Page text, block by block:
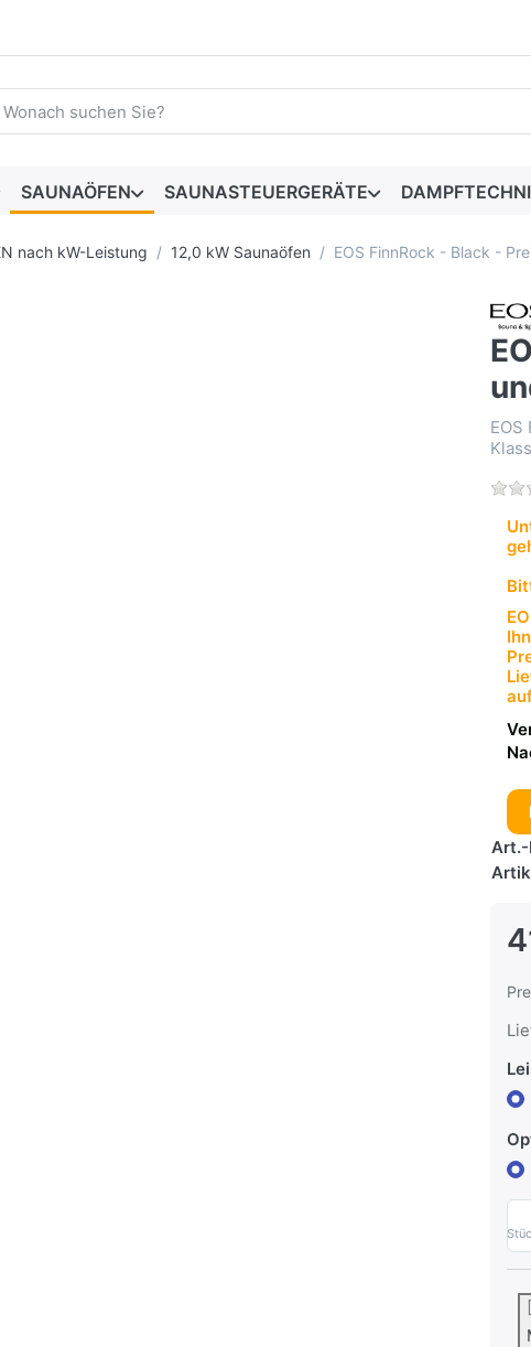
Sie einen Suchbegriff ein. Drücken Sie die Eingabetaste, um alle
SAUNAÖFEN SAUNASTEUERGERÄTE
nach kW-Leistung 12,0 kW Saunaöfen EOS FinnRock - Black -
Art.-